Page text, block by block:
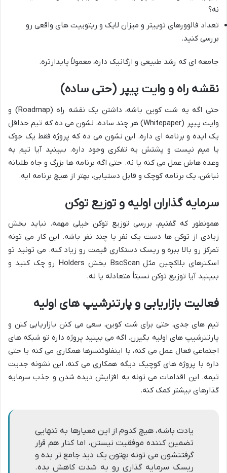
نه؟
تعداد فالوورهای توییتر و میزان لایک و ریتوییت های واقعی رو
بررسی کنید.
جامعه ای که رشد طبیعی و ارگانیک داره، معمولاً پایدارتره.
نقشه راه و وایت پیپر (حتی ساده)
حتی اگه یه شت کوین باشه، داشتن یک نقشه راه (Roadmap) و
وایت پیپر (Whitepaper) هر چند ساده، نشون می ده که تیم حداقل
یک ایده و برنامه ای داره. این نشون می ده که پروژه فقط یک جوک
یا میم نیست و پشتش یه تفکری وجود داره. ببینید آیا تیم به
وعده هاش عمل می کنه یا نه. حتی اگه برنامه ها بزرگ و جاه طلبانه
نباشن، یک برنامه کوچک و قابل دستیابی، بهتر از هیچ برنامه ایه.
سرمایه گذاران اولیه و توزیع توکن
همونطور که گفتیم، بررسی توزیع توکن خیلی مهمه. نباید بخش
زیادی از توکن ها دست یک نفر یا چند نفر باشه. این کار می تونه
تمرکز رو بالا ببره و ریسک دستکاری قیمت رو زیاد کنه. می تونید تو
اسکنرهای بلاکچین مثل BscScan بخش Holders رو چک کنید و
ببینید آیا توزیع توکن نسبتاً متعادله یا نه.
فعالیت بازاریابی و پارتنرشیپ های اولیه
تیم های جدی، حتی برای شت کوین، سعی می کنن بازاریابی کنن و
پارتنرشیپ های اولیه بگیرن. اگه می بینید پروژه داره تو شبکه های
اجتماعی فعال عمل می کنه، با اینفلوئنسرها همکاری می کنه یا حتی
داره با پروژه های کوچیک دیگه همکاری می کنه، این نشونه جدیت
تیمه. این اقدامات می تونه به افزایش دیده شدن و جذب سرمایه
گذارهای بیشتر کمک کنه.
یادت باشه، هیچ کدوم از این معیارها به تنهایی
تضمین کننده موفقیت نیستن، اما کنار هم قرار
گرفتنشون می تونه بهتون یک دید جامع تر بده و
ریسک سرمایه گذاری رو به شدت کاهش بده.